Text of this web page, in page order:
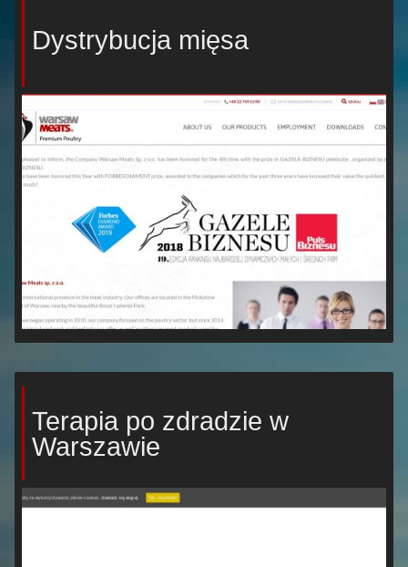
Dystrybucja mięsa
Terapia po zdradzie w
Warszawie